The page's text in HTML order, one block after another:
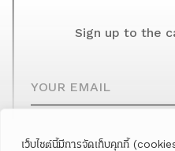
เว็บไซต์นี้มีการจัดเก็บคุกกี้
Sign up to the